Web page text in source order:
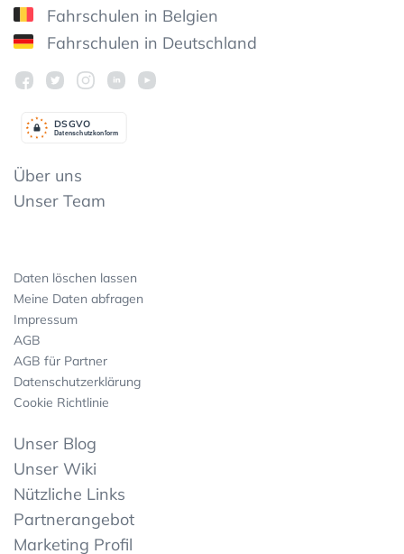
Fahrschulen in Belgien
Fahrschulen in Deutschland
Datenschutzkonform
DSGVO
Über uns
Unser Team
Daten löschen lassen
Meine Daten abfragen
Impressum
AGB
AGB für Partner
Datenschutzerklärung
Cookie Richtlinie
Unser Blog
Unser Wiki
Nützliche Links
Partnerangebot
Marketing Profil